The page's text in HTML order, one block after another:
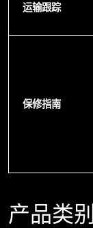
运输跟踪
保修指南
产品类